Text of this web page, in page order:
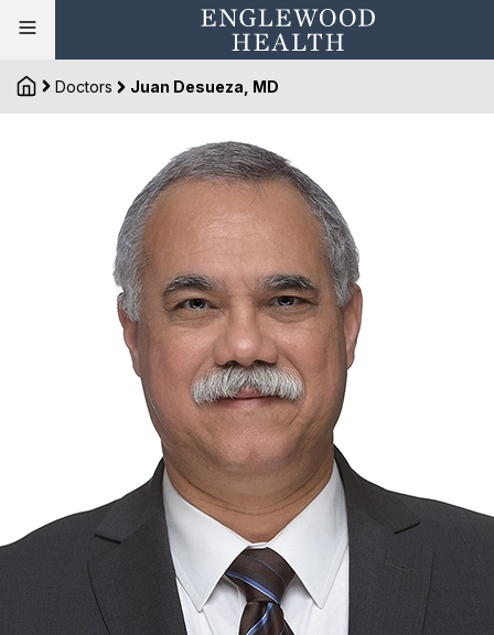
Doctors Juan Desueza, MD